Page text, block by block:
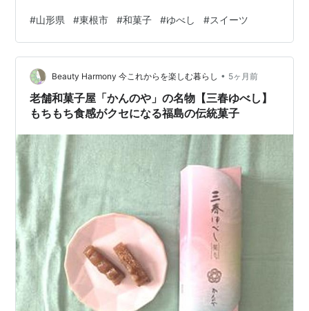
べしやさん。 ふるさと納税でも出品されています 東根市
のゆべしの専門店。 東根市のスイーツ店を開拓しようと
ネット検索したところ こちらのお店がご紹介されてお
り、 気になり訪問しちゃいました。 こちらが店内の様
子。 第21回全国菓子大博金賞 受賞され…
#山形県 #東根市 #和菓子 #ゆべし #スイーツ
Beauty Harmony 今これからを楽しむ暮らし • 5ヶ月前
老舗和菓子屋「かんのや」の名物【三春ゆべし】
もちもち食感がクセになる福島の伝統菓子